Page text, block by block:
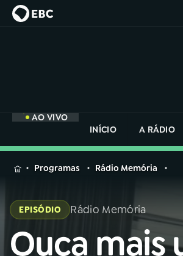
AO VIVO
INÍCIO
A RÁDIO
MENU
Buscar
na
na
Rádio
Programas Rádio Memória
EPISÓDIO Rádio Memória
Ouça mais